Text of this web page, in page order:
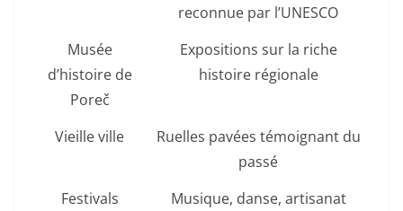
reconnue par l’UNESCO
Musée
d’histoire de
Poreč
Expositions sur la riche
histoire régionale
Vieille ville
Ruelles pavées témoignant du
passé
Festivals
Musique, danse, artisanat